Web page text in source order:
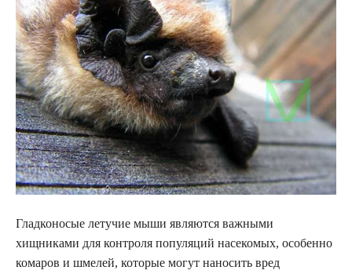
Гладконосые летучие мыши являются важными
хищниками для контроля популяций насекомых, особенно
комаров и шмелей, которые могут наносить вред